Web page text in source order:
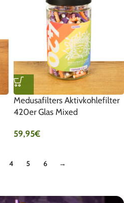
Medusafilters Aktivkohlefilter
420er Glas Mixed
59,95€
4 5 6 →